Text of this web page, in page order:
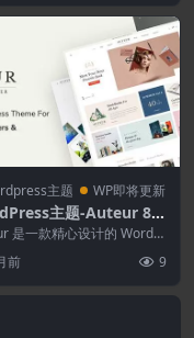
主题 WP即将更新
主题-Auteur 8.7
作者和出版商打造的W
主题
是一款精心设计的 WordPr
题，专为作家、博主、评论
前 9